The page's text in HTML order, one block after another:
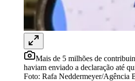
Para Sua Empresa
Anuncie no Portal
Verificar EmpresaNovo
Anunciar Vagas
Publicidade Legal
NBA
NFL
Mais de 5 milhões de
haviam enviado a declaração até
Foto: Rafa Neddermeyer/Agência